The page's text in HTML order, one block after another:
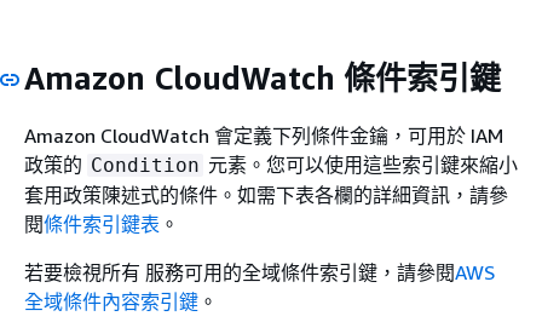
Amazon CloudWatch 條件索引鍵
Amazon CloudWatch 會定義下列條件金鑰，可用於 IAM
政策的 Condition 元素。您可以使用這些索引鍵來縮小
套用政策陳述式的條件。如需下表各欄的詳細資訊，請參
閱條件索引鍵表 。
若要檢視所有 服務可用的全域條件索引鍵，請參閱AWS
全域條件內容索引鍵 。